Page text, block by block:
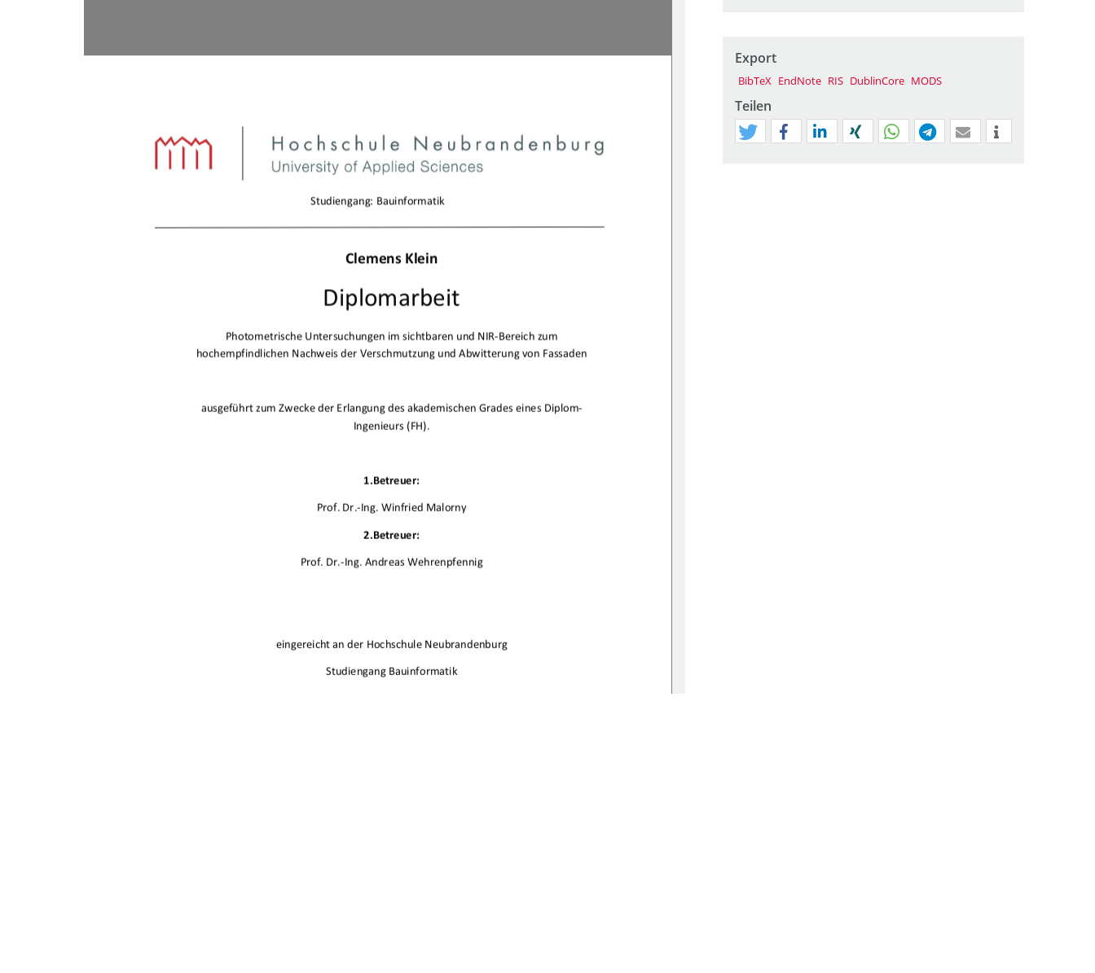
Studiengang:Bauinformatik

ClemensKlein
Diplomarbeit
PhotometrischeUntersuchungenimsichtbarenundNIRBereichzum
hochempfindlichenNachweisderVerschmutzungundAbwitterungvonFassaden
ausgeführtzumZweckederErlangungdesakademischenGradeseinesDiplom
Ingenieurs(FH).
1.Betreuer:
Prof.Dr.Ing.WinfriedMalorny
2.Betreuer:
Prof.Dr.Ing.AndreasWehrenpfennig
eingereichtanderHochschuleNeubrandenburg
StudiengangBauinformatik
Export
BibTeX EndNote RIS DublinCore MODS
Teilen